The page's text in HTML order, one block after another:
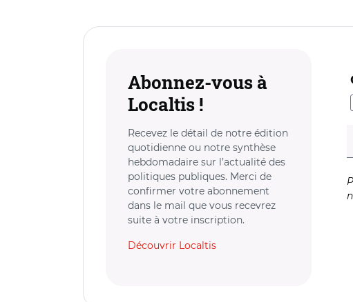
Abonnez-vous à
Localtis !
Recevez le détail de notre édition
quotidienne ou notre synthèse
hebdomadaire sur l’actualité des
politiques publiques. Merci de
confirmer votre abonnement
dans le mail que vous recevrez
suite à votre inscription.
Découvrir Localtis